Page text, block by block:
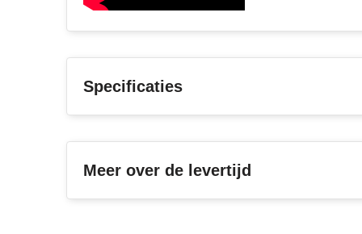
Specificaties
Meer over de levertijd